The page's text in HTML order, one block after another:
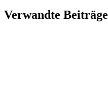
Verwandte Beiträge